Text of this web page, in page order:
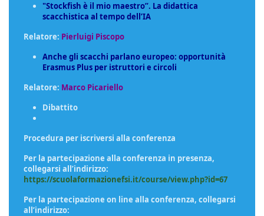
"Stockfish è il mio maestro”. La didattica
scacchistica al tempo dell’IA
Relatore: Pierluigi Piscopo
Anche gli scacchi parlano europeo: opportunità
Erasmus Plus per istruttori e circoli
Relatore: Marco Picariello
Dibattito
Procedura per iscriversi alla conferenza
Per la partecipazione alla conferenza in presenza,
collegarsi all’indirizzo:
https://scuolaformazionefsi.it/course/view.php?id=67
Per la partecipazione on line alla conferenza, collegarsi
all’indirizzo: